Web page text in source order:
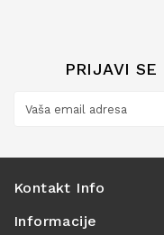
PRIJAVI
Kontakt Info
Informacije